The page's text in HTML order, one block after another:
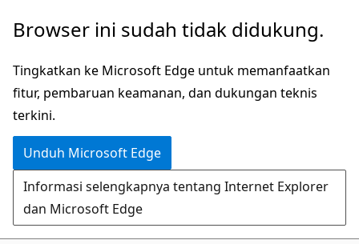
Lompati
konten
utama
Lewati
navigasi
dalam
halaman
Browser ini sudah tidak didukung.
Tingkatkan ke Microsoft Edge untuk memanfaatkan
fitur, pembaruan keamanan, dan dukungan teknis
terkini.
Unduh Microsoft Edge
Informasi selengkapnya tentang Internet Explorer
dan Microsoft Edge